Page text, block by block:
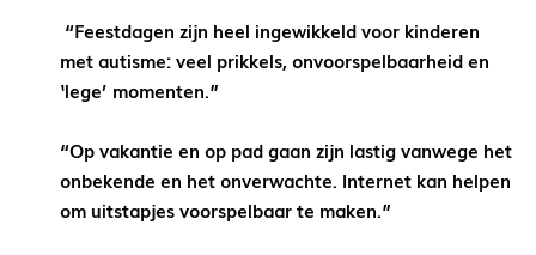
“Feestdagen zijn heel ingewikkeld voor kinderen
met autisme: veel prikkels, onvoorspelbaarheid en
‘lege’ momenten.”
“Op vakantie en op pad gaan zijn lastig vanwege het
onbekende en het onverwachte. Internet kan helpen
om uitstapjes voorspelbaar te maken.”